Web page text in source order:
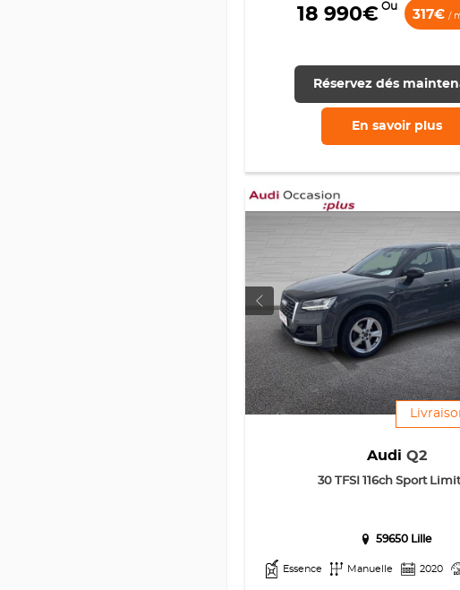
18 990€ Ou
317€/
Réservez dés
En savoir plus
AudiQ2
30 TFSI 116ch Sport
59650 Lille
Essence Manuelle 2020